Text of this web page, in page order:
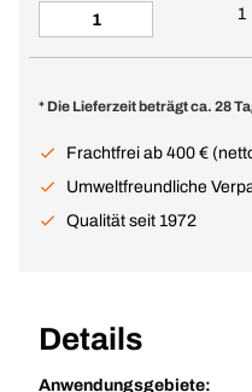
1
* Die Lieferzeit beträgt ca. 28
Frachtfrei ab 400 €
Umweltfreundliche
Qualität seit 1972
Details
Anwendungsgebiete: